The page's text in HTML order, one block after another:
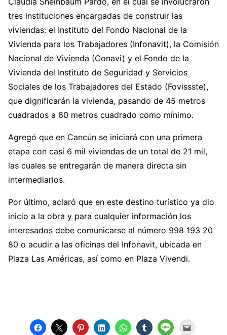
tres instituciones encargadas de construir las
viviendas: el Instituto del Fondo Nacional de la
Vivienda para los Trabajadores (Infonavit), la Comisión
Nacional de Vivienda (Conavi) y el Fondo de la
Vivienda del Instituto de Seguridad y Servicios
Sociales de los Trabajadores del Estado (Fovissste),
que dignificarán la vivienda, pasando de 45 metros
cuadrados a 60 metros cuadrado como mínimo.
Agregó que en Cancún se iniciará con una primera
etapa con casi 6 mil viviendas de un total de 21 mil,
las cuales se entregarán de manera directa sin
intermediarios.
Por último, aclaró que en este destino turístico ya dio
inicio a la obra y para cualquier información los
interesados debe comunicarse al número 998 193 20
80 o acudir a las oficinas del Infonavit, ubicada en
Plaza Las Américas, así como en Plaza Vivendi.